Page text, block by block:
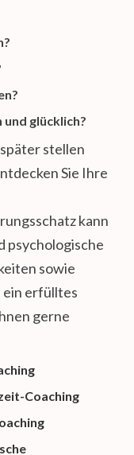
glücklich?
stellen
Sie Ihre
kann
psychologische
sowie
ein erfülltes
gerne
Coaching